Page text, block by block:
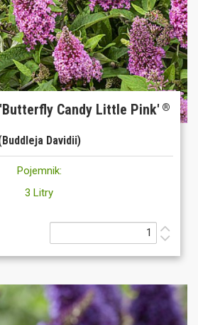
Candy Little Pink' ®
Davidii)
Pojemnik:
3 Litry